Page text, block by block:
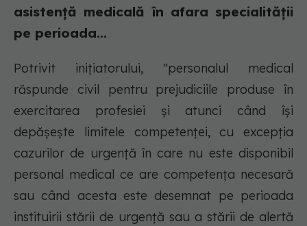
asistenţă medicală în afara specialităţii
pe perioada...
Potrivit iniţiatorului, "personalul medical
răspunde civil pentru prejudiciile produse în
exercitarea profesiei şi atunci când îşi
depăşeşte limitele competenţei, cu excepţia
cazurilor de urgenţă în care nu este disponibil
personal medical ce are competenţa necesară
sau când acesta este desemnat pe perioada
instituirii stării de urgenţă sau a stării de alertă